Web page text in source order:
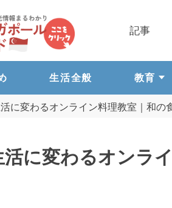
生活全般 教育
記事
に変わるオンライン料理教室｜和の
に変わるオンライ